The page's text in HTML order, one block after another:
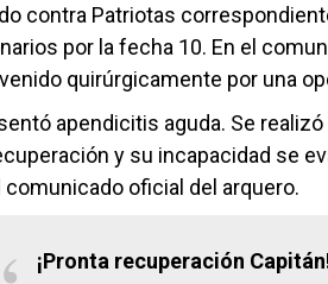
contra Patriotas
por la fecha 10. En el
quirúrgicamente por una
apendicitis aguda. Se
y su incapacidad se
comunicado oficial del arquero.
¡Pronta recuperación